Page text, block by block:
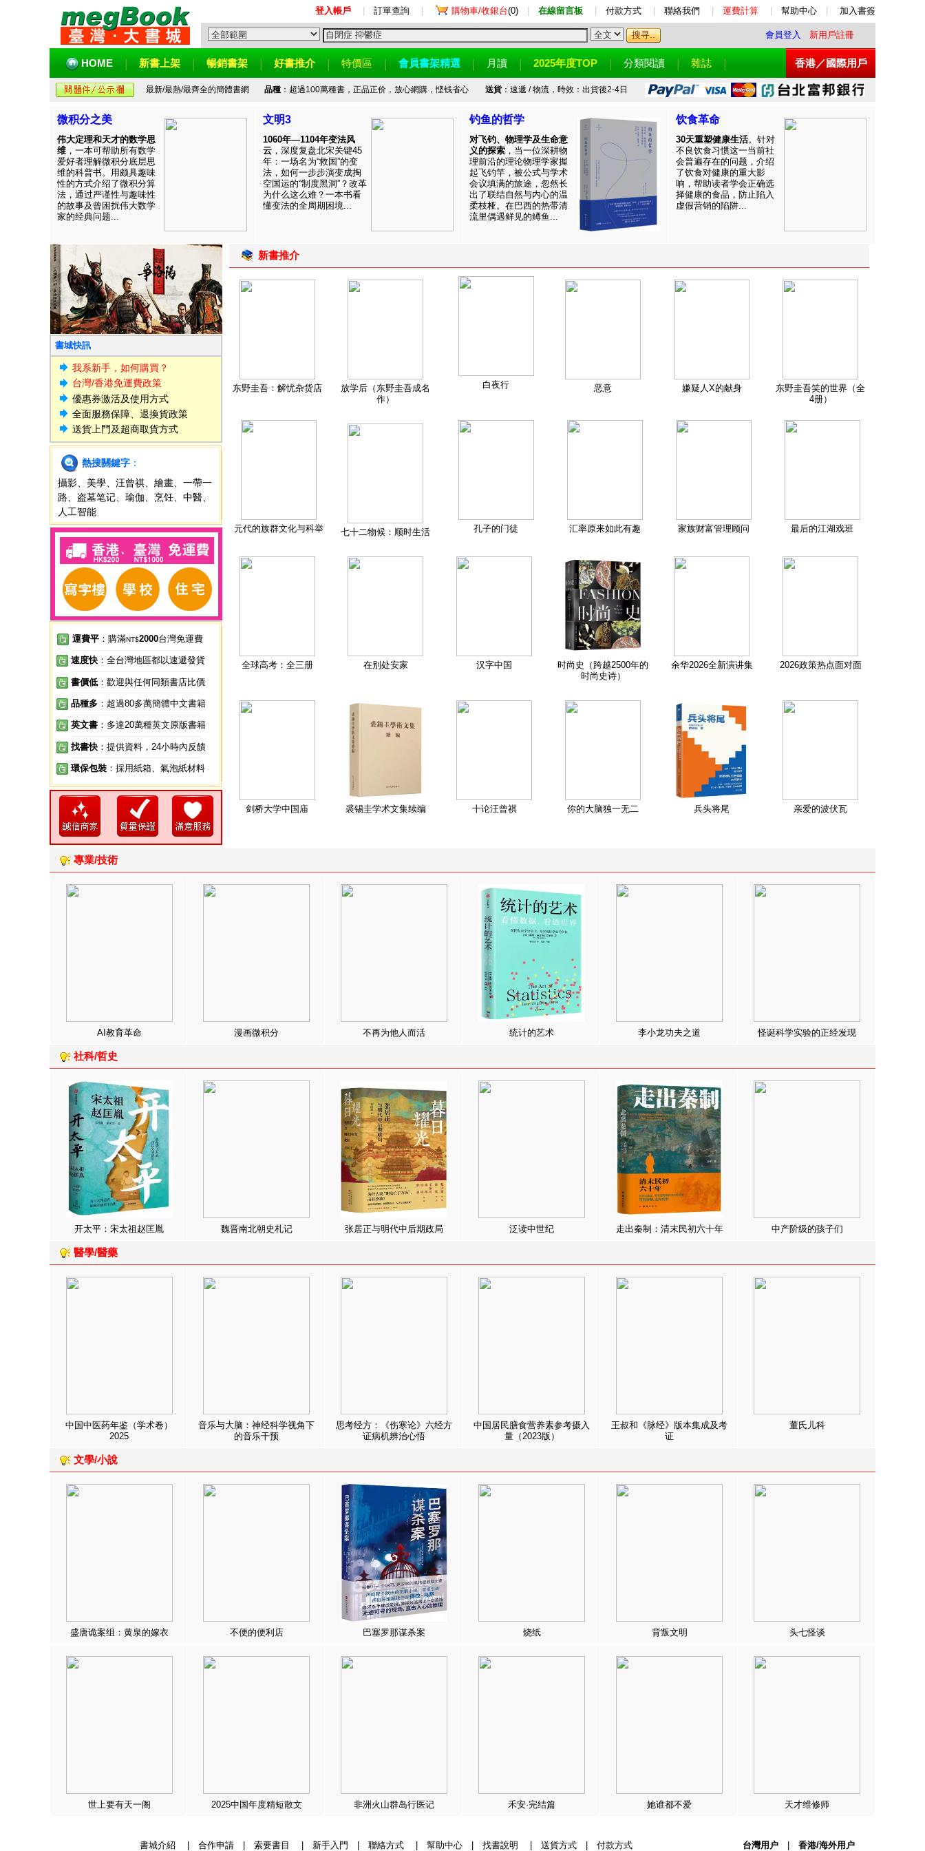
登入帳戶 訂單查詢 購物車/收銀台(0) 在線留言板 付款方式 聯絡我們 運費計算 幫助中心 加入書簽
會員登入 新用戶註冊
HOME 新書上架 暢銷書架 好書推介 特價區 會員書架精選 月讀 2025年度TOP 分類閱讀 雜誌 香港／國際用戶
最新/最熱/最齊全的簡體書網 品種：超過100萬種書，正品正价，放心網購，悭钱省心 送貨：速遞 / 物流，時效：出貨後2-4日
微积分之美
伟大定理和天才的数学思
维 ，一本可帮助所有数学
爱好者理解微积分底层思
维的科普书。用颇具趣味
性的方式介绍了微积分算
法，通过严谨性与趣味性
的故事及曾困扰伟大数学
家的经典问题...
文明3
1060年—1104年变法风
云 ，深度复盘北宋关键45
年：一场名为“救国”的变
法，如何一步步演变成掏
空国运的“制度黑洞”？改革
为什么这么难？一本书看
懂变法的全周期困境...
钓鱼的哲学
对飞钓、物理学及生命意
义的探索 ，当一位深耕物
理前沿的理论物理学家握
起飞钓竿，被公式与学术
会议填满的旅途，忽然长
出了联结自然与内心的温
柔枝桠。在巴西的热带清
流里偶遇鲜见的鳟鱼...
饮食革命
30天重塑健康生活。针对
不良饮食习惯这一当前社
会普遍存在的问题，介绍
了饮食对健康的重大影
响，帮助读者学会正确选
择健康的食品，防止陷入
虚假营销的陷阱...
書城快訊
我系新手，如何購買？
台灣/香港免運費政策
優惠券激活及使用方式
全面服務保障、退換貨政策
送貨上門及超商取貨方式
熱搜關鍵字 ：
攝影
美學 汪曾祺 繪畫
一帶一
路
盗墓笔记 瑜伽 烹饪 中醫
人工智能
運費平 ：購滿NT$2000台灣免運費
速度快 ：全台灣地區都以速遞發貨
書價低 ：歡迎與任何同類書店比價
品種多 ：超過80多萬簡體中文書籍
英文書 ：多達20萬種英文原版書籍
找書快 ：提供資料，24小時內反饋
環保包裝 ：採用紙箱、氣泡紙材料
新書推介
东野圭吾：解忧杂货店
放学后（东野圭吾成名
作）
白夜行 恶意 嫌疑人X的献身
东野圭吾笑的世界（全
4册）
元代的族群文化与科举 七十二物候：顺时生活 孔子的门徒 汇率原来如此有趣 家族财富管理顾问 最后的江湖戏班
全球高考：全三册 在别处安家 汉字中国
时尚史（跨越2500年的
时尚史诗）
余华2026全新演讲集 2026政策热点面对面
剑桥大学中国庙 裘锡圭学术文集续编 十论汪曾祺 你的大脑独一无二 兵头将尾 亲爱的波伏瓦
專業/技術
AI教育革命 漫画微积分 不再为他人而活 统计的艺术 李小龙功夫之道 怪诞科学实验的正经发现
社科/哲史
开太平：宋太祖赵匡胤 魏晋南北朝史札记 张居正与明代中后期政局 泛读中世纪 走出秦制：清末民初六十年 中产阶级的孩子们
醫學/醫藥
中国中医药年鉴（学术卷）
2025
音乐与大脑：神经科学视角下
的音乐干预
思考经方：《伤寒论》六经方
证病机辨治心悟
中国居民膳食营养素参考摄入
量（2023版）
王叔和《脉经》版本集成及考
证
董氏儿科
文學/小說
盛唐诡案组：黄泉的嫁衣 不便的便利店 巴塞罗那谋杀案 烧纸 背叛文明 头七怪谈
世上要有天一阁 2025中国年度精短散文 非洲火山群岛行医记 禾安·完结篇 她谁都不爱 天才维修师
書城介紹 合作申請| 索要書目 新手入門 聯絡方式| 幫助中心| 找書說明 送貨方式| 付款方式 台灣用户 香港/海外用户